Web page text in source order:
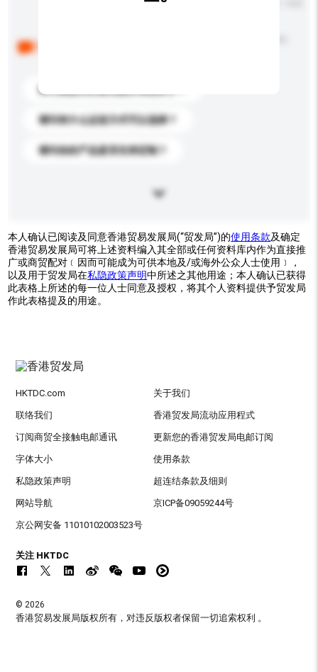
你们能提供的最优惠价格是多少？
请问有什么运送方式可以选择？
请问你的产品是否支持定制？
本人确认已阅读及同意香港贸易发展局(“贸发局”)的使用条款及确定
香港贸易发展局可将上述资料编入其全部或任何资料库内作为直接推
广或商贸配对﹝因而可能成为可供本地及/或海外公众人士使用﹞，
以及用于贸发局在私隐政策声明中所述之其他用途；本人确认已获得
此表格上所述的每一位人士同意及授权，将其个人资料提供予贸发局
作此表格提及的用途。
HKTDC.com 关于我们
联络我们 香港贸发局流动应用程式
订阅商贸全接触电邮通讯 更新您的香港贸发局电邮订阅
字体大小 使用条款
私隐政策声明 超连结条款及细则
网站导航 京ICP备09059244号
京公网安备 11010102003523号
关注 HKTDC
© 2026
香港贸易发展局版权所有，对违反版权者保留一切追索权利 。